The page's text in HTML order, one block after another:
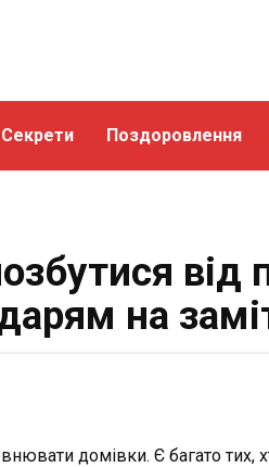
Секрети Поздоровлення
від
на
домівки. Є багато тих,